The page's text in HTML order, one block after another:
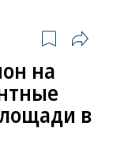
на
в